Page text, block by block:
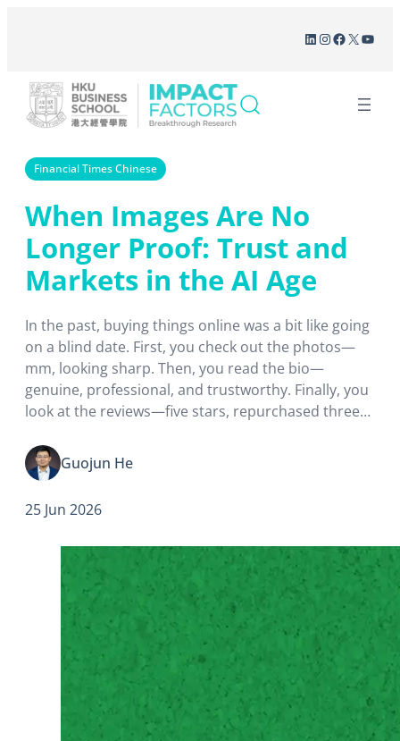
LinkedIn
Instagram
Facebook
X
Financial Times Chinese
When Images Are No
Longer Proof: Trust and
Markets in the AI Age
In the past, buying things online was a bit like going
on a blind date. First, you check out the photos—
mm, looking sharp. Then, you read the bio—
genuine, professional, and trustworthy. Finally, you
look at the reviews—five stars, repurchased three
the order, silently whispering to…
Guojun He
25 Jun 2026